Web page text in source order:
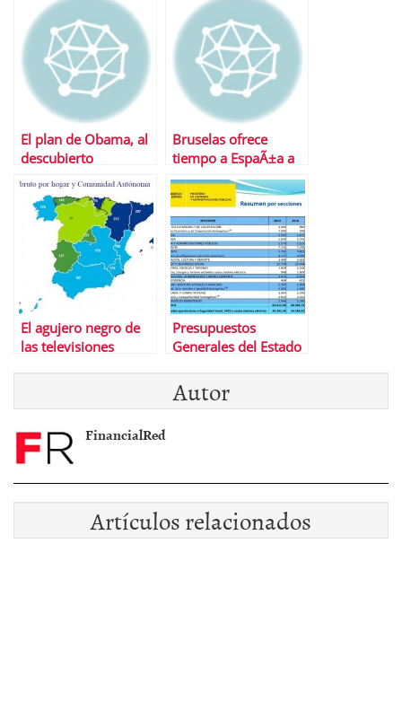
El plan de Obama, al
descubierto
Bruselas ofrece
tiempo a EspaÃ±a a
cambio de mÃ¡s
ajustes
El agujero negro de
las televisiones
Presupuestos
Generales del Estado
Autor
FinancialRed
Artículos relacionados